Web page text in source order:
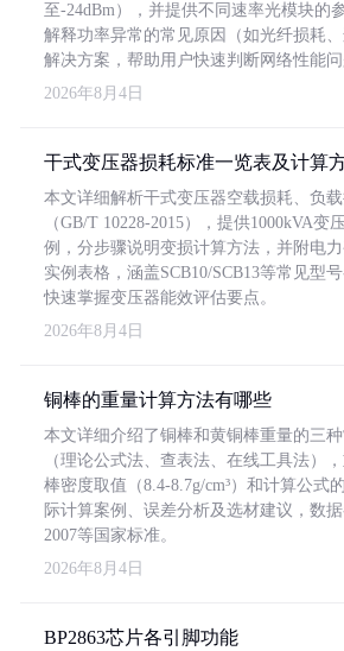
至-24dBm），并提供不同速率光模块的
解释功率异常的常见原因（如光纤损耗
解决方案，帮助用户快速判断网络性能问
2026年8月4日
干式变压器损耗标准一览表及计算
本文详细解析干式变压器空载损耗、负
（GB/T 10228-2015），提供1000kVA变
例，分步骤说明变损计算方法，并附电
实例表格，涵盖SCB10/SCB13等常见型
快速掌握变压器能效评估要点。
2026年8月4日
铜棒的重量计算方法有哪些
本文详细介绍了铜棒和黄铜棒重量的三
（理论公式法、查表法、在线工具法）
棒密度取值（8.4-8.7g/cm³）和计算公式
际计算案例、误差分析及选材建议，数
2007等国家标准。
2026年8月4日
BP2863芯片各引脚功能